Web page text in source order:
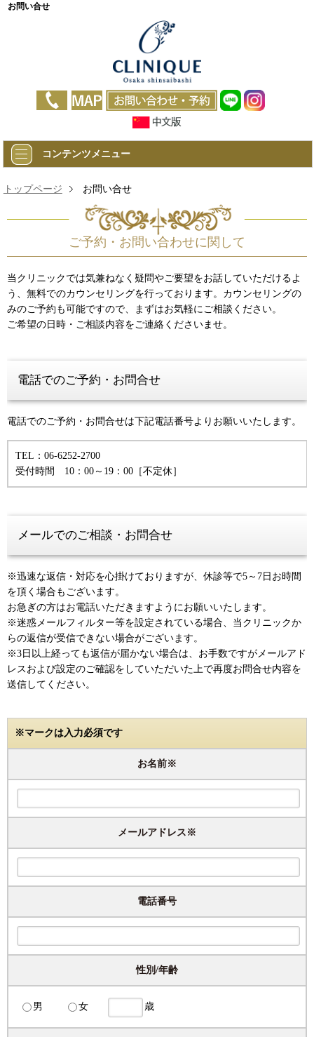
お問い合せ
コンテンツメニュー
トップページ お問い合せ
ご予約・お問い合わせに関して
当クリニックでは気兼ねなく疑問やご要望をお話していただけるよ
う、無料でのカウンセリングを行っております。カウンセリングの
みのご予約も可能ですので、まずはお気軽にご相談ください。
ご希望の日時・ご相談内容をご連絡くださいませ。
電話でのご予約・お問合せ
電話でのご予約・お問合せは下記電話番号よりお願いいたします。
TEL：06-6252-2700
受付時間 10：00～19：00［不定休］
メールでのご相談・お問合せ
※迅速な返信・対応を心掛けておりますが、休診等で5～7日お時間
を頂く場合もございます。
お急ぎの方はお電話いただきますようにお願いいたします。
※迷惑メールフィルター等を設定されている場合、当クリニックか
らの返信が受信できない場合がございます。
※3日以上経っても返信が届かない場合は、お手数ですがメールアド
レスおよび設定のご確認をしていただいた上で再度お問合せ内容を
送信してください。
※マークは入力必須です
お名前※
メールアドレス※
電話番号
性別/年齢
男 女 歳